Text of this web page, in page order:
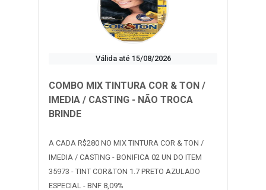
Válida até 15/08/2026
COMBO MIX TINTURA COR & TON /
IMEDIA / CASTING - NÃO TROCA
BRINDE
A CADA R$280 NO MIX TINTURA COR & TON /
IMEDIA / CASTING - BONIFICA 02 UN DO ITEM
35973 - TINT COR&TON 1.7 PRETO AZULADO
ESPECIAL - BNF 8,09%